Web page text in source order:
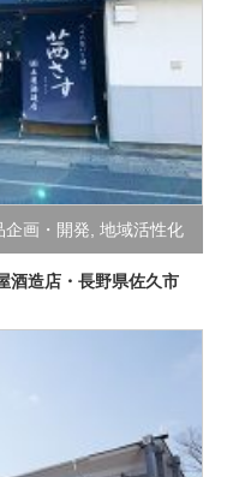
企画・開発 地域活性化
造店・長野県佐久市